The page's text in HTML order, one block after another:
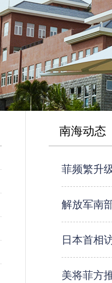
南海动态
菲频繁升
解放军南
日本首相
美将菲方